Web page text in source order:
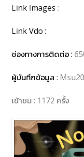
Link Images :
Link Vdo :
ช่องทางการติดต่อ :
ผู้บันทึกข้อมูล :
เข้าชม : 1172 ครั้ง